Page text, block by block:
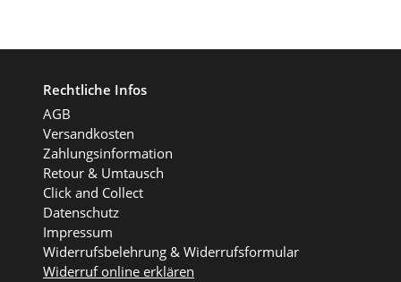
Rechtliche Infos
AGB
Versandkosten
Zahlungsinformation
Retour & Umtausch
Click and Collect
Datenschutz
Impressum
Widerrufsbelehrung & Widerrufsformular
Widerruf online erklären